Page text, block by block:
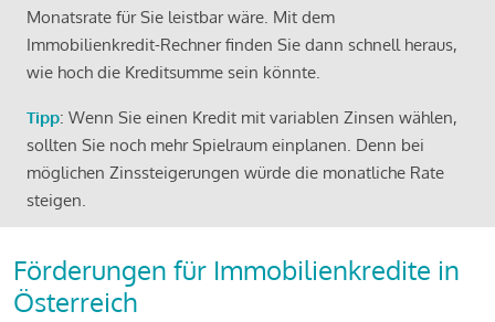
Monatsrate für Sie leistbar wäre. Mit dem
Immobilienkredit-Rechner finden Sie dann schnell heraus,
wie hoch die Kreditsumme sein könnte.
Tipp: Wenn Sie einen Kredit mit variablen Zinsen wählen,
sollten Sie noch mehr Spielraum einplanen. Denn bei
möglichen Zinssteigerungen würde die monatliche Rate
steigen.
Förderungen für Immobilienkredite in
Österreich